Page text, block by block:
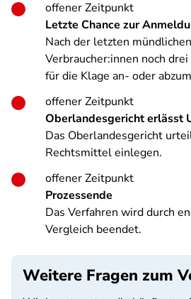
offener Zeitpunkt
Letzte Chance zur
Nach der letzten
Verbraucher:innen noch
für die Klage an- oder
offener Zeitpunkt
Oberlandesgericht erlässt
Das Oberlandesgericht
Rechtsmittel einlegen.
offener Zeitpunkt
Prozessende
Das Verfahren wird durch
Vergleich beendet.
Weitere Fragen zum